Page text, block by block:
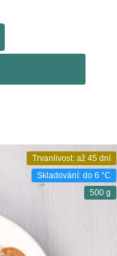
Trvanlivost: až 45 dní
Skladování: do 6 °C
500 g